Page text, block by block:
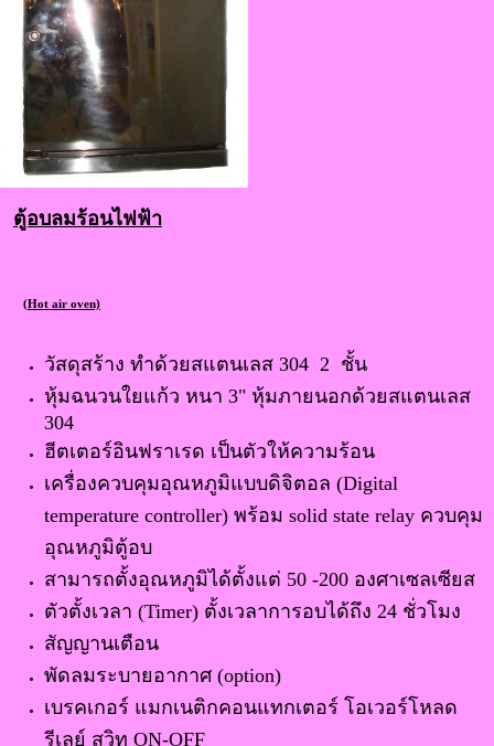
ตู้อบลมร้อนไฟฟ้า
(Hot air oven)
วัสดุสร้าง ทำด้วยสแตนเลส 304 2 ชั้น
หุ้มฉนวนใยแก้ว หนา 3" หุ้มภายนอกด้วยสแตนเลส
304
ฮีตเตอร์อินฟราเรด เป็นตัวให้ความร้อน
เครื่องควบคุมอุณหภูมิแบบดิจิตอล (Digital
temperature controller) พร้อม solid state relay ควบคุม
อุณหภูมิตู้อบ
สามารถตั้งอุณหภูมิได้ตั้งแต่ 50 -200 องศาเซลเซียส
ตัวตั้งเวลา (Timer) ตั้งเวลาการอบได้ถึง 24 ชั่วโมง
สัญญานเตือน
พัดลมระบายอากาศ (option)
เบรคเกอร์ แมกเนติกคอนแทกเตอร์ โอเวอร์โหลด
รีเลย์ สวิท ON-OFF